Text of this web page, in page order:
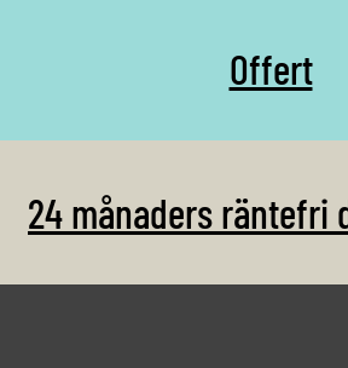
Offert
24 månaders räntefri